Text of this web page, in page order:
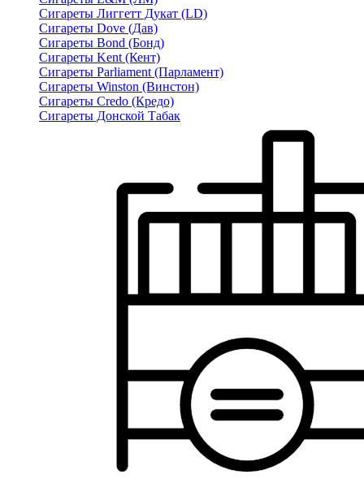
Сигареты Лиггетт Дукат (LD)
Сигареты Dove (Дав)
Сигареты Bond (Бонд)
Сигареты Kent (Кент)
Сигареты Parliament (Парламент)
Сигареты Winston (Винстон)
Сигареты Credo (Кредо)
Сигареты Донской Табак